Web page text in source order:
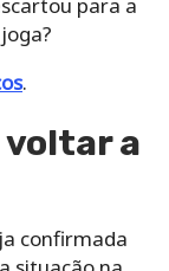
.
voltar a
confirmada